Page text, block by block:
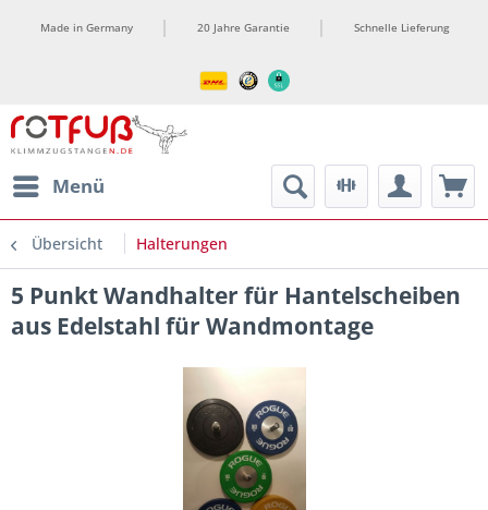
Made in Germany 20 Jahre Garantie Schnelle Lieferung
Menü
Übersicht Halterungen
5 Punkt Wandhalter für Hantelscheiben
aus Edelstahl für Wandmontage